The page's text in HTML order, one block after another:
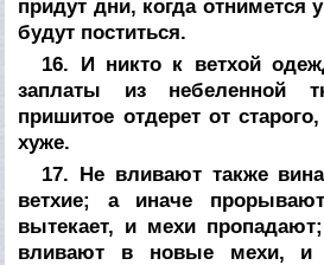
придут дни, когда отнимется
будут поститься.
16. И никто к ветхой
заплаты из небеленной
пришитое отдерет от
хуже.
17. Не вливают также
ветхие; а иначе
вытекает, и мехи
вливают в новые мехи, и